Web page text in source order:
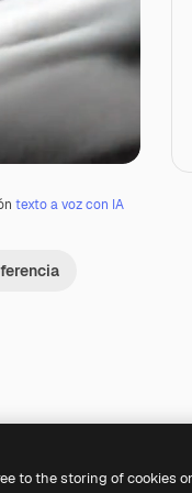
texto a voz con IA
to the storing of cookies